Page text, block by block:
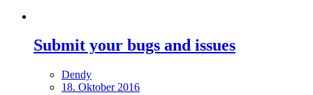
Submit your bugs and issues
Dendy
18. Oktober 2016